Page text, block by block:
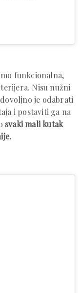
funkcionalna,
Nisu nužni
je odabrati
i postaviti ga na
svaki mali kutak